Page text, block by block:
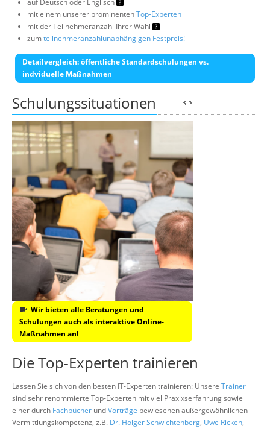
auf Deutsch oder Englisch
mit einem unserer prominentenTop-Experten
mit der Teilnehmeranzahl Ihrer Wahl
zumteilnehmeranzahlunabhängigen Festpreis!
Detailvergleich: öffentliche Standardschulungen vs.
indviduelle Maßnahmen
Schulungssituationen
Wir bieten alle Beratungen und
Schulungen auch als interaktive Online-
Maßnahmen an!
Die Top-Experten trainieren
Lassen Sie sich von den besten IT-Experten trainieren: Unsere Trainer
sind sehr renommierte Top-Experten mit viel Praxixserfahrung sowie
einer durch Fachbücher undVorträge bewiesenen außergewöhnlichen
Vermittlungskompetenz, z.B. Dr. Holger Schwichtenberg, Uwe Ricken,